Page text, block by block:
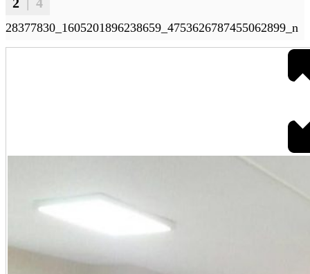
28377830_1605201896238659_4753626787455062899_n